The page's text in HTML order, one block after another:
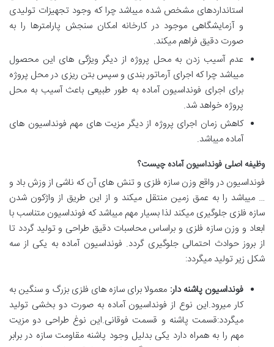
استانداردهای مشخص شده میباشد چرا که وجود تجهیزات تولیدی
و آزمایشگاهی موجود در کارخانه امکان سنجش پارامترها را به
صورت دقیق فراهم میکند.
عدم آسیب زدن به محل پروژه از دیگر ویژگی های این محصول
میباشد چرا که اجرای آرماتور بندی و سپس بتن ریزی در محل پروژه
برای اجرای فونداسیون آماده به طور طبیعی باعث آسیب به محل
پروژه خواهد شد.
کاهش زمان اجرای پروژه از دیگر مزیت های مهم فونداسیون های
آماده میباشد.
وظیفه اصلی فونداسیون آماده چیست؟
فونداسیون در واقع وزن سازه فلزی و تنش های آن که ناشی از وزش باد و
… میباشد را به عمق زمین منتقل میکند و از این طریق از واژکون شدن
سازه فلزی جلوگیری میکند لذا بسیار مهم میباشد که فونداسیون متناسب با
ابعاد و وزن سازه فلزی و براساس محاسبات دقیق طراحی و تولید گردد تا
از بروز حوادث احتمالی جلوگیری گردد. فونداسیون آماده به یکی از سه
شکل زیر تولید میگردد:
فونداسیون پاشنه دار: معمولا برای سازه های فلزی بزرگ و سنگین به
کار میرود.این نوع از فونداسیون آماده به صورت دو بخشی تولید
میگردد:قسمت پاشنه و قسمت فوقانی.این نوغ طراحی دو مزیت
مهم را به همراه دارد یکی بدلیل وجود پاشنه مقاومت سازه در برابر